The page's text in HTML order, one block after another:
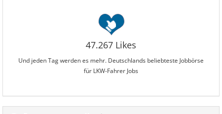
47.267 Likes
Und jeden Tag werden es mehr. Deutschlands beliebteste Jobbörse
für LKW-Fahrer Jobs